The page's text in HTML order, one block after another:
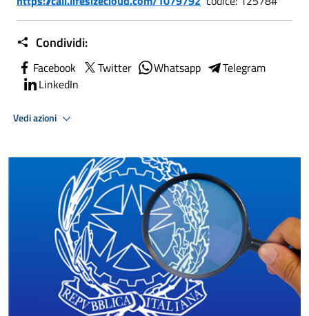
Condividi:
Facebook Twitter Whatsapp
Telegram
LinkedIn
Vedi azioni